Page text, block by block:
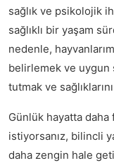
sağlık ve psikolojik
sağlıklı bir yaşam
nedenle,
belirlemek ve uygun
tutmak ve
Günlük hayatta daha
istiyorsanız, bilincli
daha zengin hale